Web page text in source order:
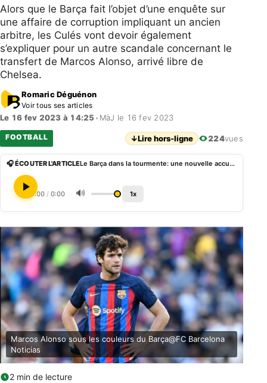
Alors que le Barça fait l’objet d’une enquête sur
une affaire de corruption impliquant un ancien
arbitre, les Culés vont devoir également
s’expliquer pour un autre scandale concernant le
transfert de Marcos Alonso, arrivé libre de
Chelsea.
Romaric Déguénon
Voir tous ses articles
Le 16 fev 2023 à 14:25 • MàJ le 16 fev 2023
FOOTBALL ↓Lire hors-ligne 224vues
🎧 ÉCOUTER L'ARTICLE Le Barça dans la tourmente: une nouvelle accusation contre les Blaugranas
0:00 / 0:00 🔊 1x
Marcos Alonso sous les couleurs du Barça@FC Barcelona
Noticias
2 min de lecture